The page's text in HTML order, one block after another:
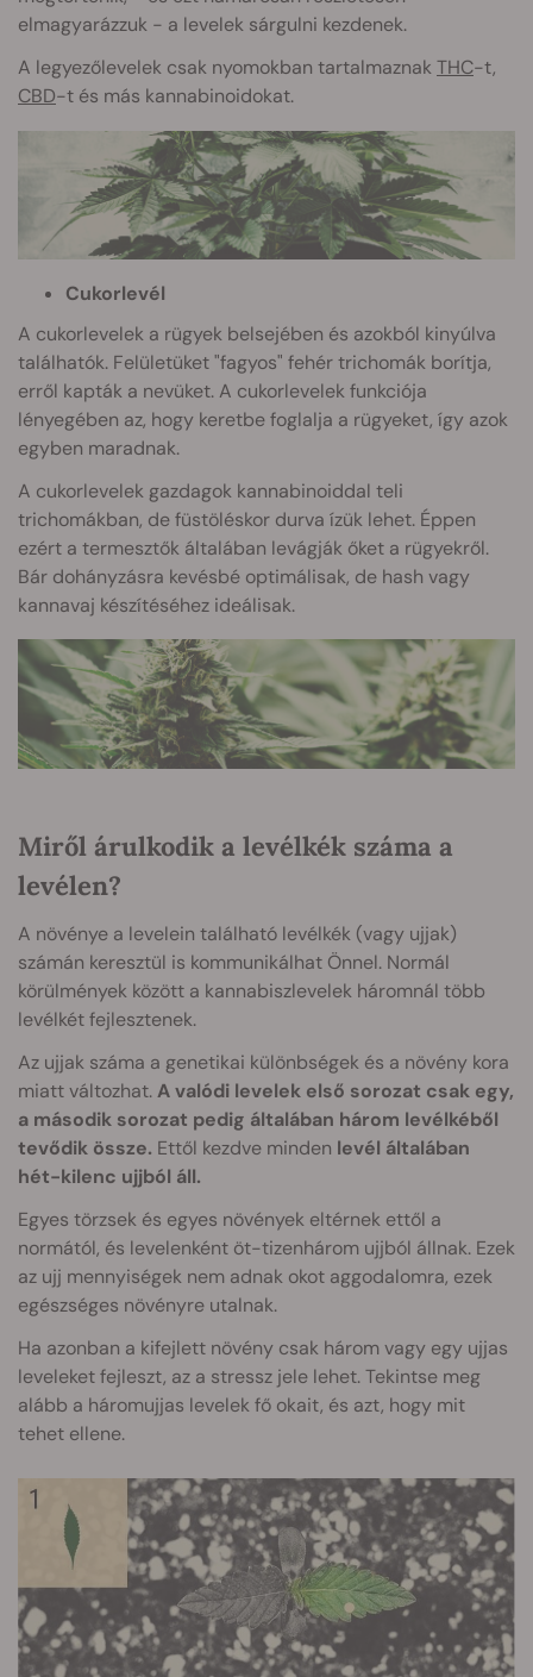
elmagyarázzuk - a levelek sárgulni kezdenek.
A legyezőlevelek csak nyomokban tartalmaznakTHC-t,
CBD-t és más kannabinoidokat.
Cukorlevél
A cukorlevelek a rügyek belsejében és azokból kinyúlva
találhatók. Felületüket "fagyos" fehér trichomák borítja,
erről kapták a nevüket. A cukorlevelek funkciója
lényegében az, hogy keretbe foglalja a rügyeket, így azok
egyben maradnak.
A cukorlevelek gazdagok kannabinoiddal teli
trichomákban, de füstöléskor durva ízük lehet. Éppen
ezért a termesztők általában levágják őket a rügyekről.
Bár dohányzásra kevésbé optimálisak, de hash vagy
kannavaj készítéséhez ideálisak.
Miről árulkodik a levélkék száma a
levélen?
A növénye a levelein található levélkék (vagy ujjak)
számán keresztül is kommunikálhat Önnel. Normál
körülmények között a kannabiszlevelek háromnál több
levélkét fejlesztenek.
Az ujjak száma a genetikai különbségek és a növény kora
miatt változhat.A valódi levelek első sorozat csak egy,
a második sorozat pedig általában három levélkéből
tevődik össze. Ettől kezdve minden levél általában
hét-kilenc ujjból áll.
Egyes törzsek és egyes növények eltérnek ettől a
normától, és levelenként öt-tizenhárom ujjból állnak. Ezek
az ujj mennyiségek nem adnak okot aggodalomra, ezek
egészséges növényre utalnak.
Ha azonban a kifejlett növény csak három vagy egy ujjas
leveleket fejleszt, az a stressz jele lehet. Tekintse meg
alább a háromujjas levelek fő okait, és azt, hogy mit
tehet ellene.